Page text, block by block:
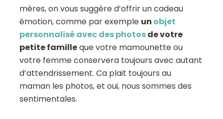
mères, on vous suggère d’offrir un cadeau
émotion, comme par exemple un objet
personnalisé avec des photosde votre
petite familleque votre mamounette ou
votre femme conservera toujours avec autant
d’attendrissement. Ca plait toujours au
maman les photos, et oui, nous sommes des
sentimentales.